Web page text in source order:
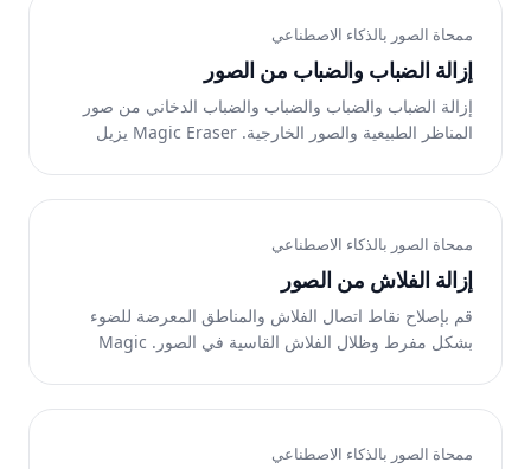
ممحاة الصور بالذكاء الاصطناعي
إزالة الضباب والضباب من الصور
إزالة الضباب والضباب والضباب والضباب الدخاني من صور
المناظر الطبيعية والصور الخارجية. Magic Eraser يزيل
ممحاة الصور بالذكاء الاصطناعي
إزالة الفلاش من الصور
قم بإصلاح نقاط اتصال الفلاش والمناطق المعرضة للضوء
بشكل مفرط وظلال الفلاش القاسية في الصور. Magic
ممحاة الصور بالذكاء الاصطناعي